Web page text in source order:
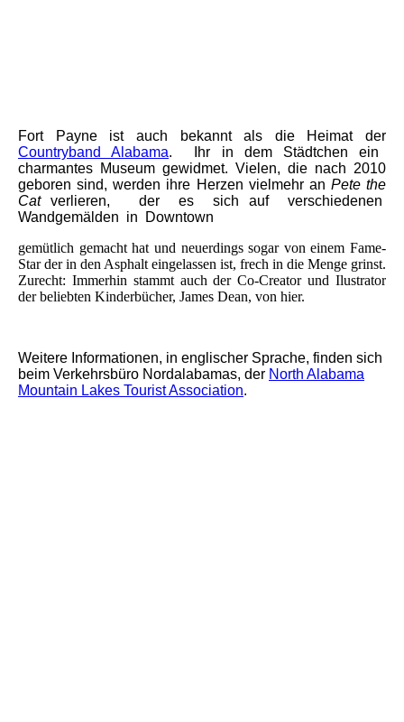
Fort Payne ist auch bekannt als die Heimat der
Countryband Alabama. Ihr in dem Städtchen ein
charmantes Museum gewidmet. Vielen, die nach 2010
geboren sind, werden ihre Herzen vielmehr an Pete the
Catverlieren, der es sich auf verschiedenen
Wandgemälden in Downtown
gemütlich gemacht hat und neuerdings sogar von einem Fame-
Star der in den Asphalt eingelassen ist, frech in die Menge grinst.
Zurecht: Immerhin stammt auch der Co-Creator und Ilustrator
der beliebten Kinderbücher, James Dean, von hier.
Weitere Informationen, in englischer Sprache, finden sich
beim Verkehrsbüro Nordalabamas, der North Alabama
Mountain Lakes Tourist Association.